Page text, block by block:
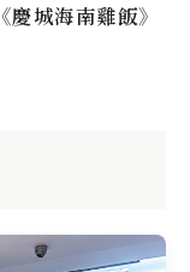
《慶城海南雞飯》